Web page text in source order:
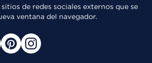
de redes sociales externos que se
ventana del navegador.